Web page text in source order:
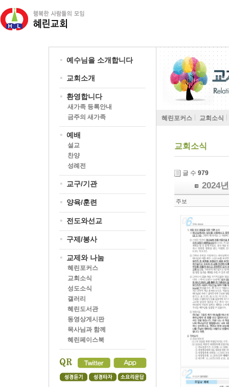
예수님을 소개합니다
교회소개
환영합니다
새가족 등록안내
금주의 새가족
예배
설교
찬양
성례전
교구/기관
양육/훈련
전도와선교
구제/봉사
교제와 나눔
혜린포커스
교회소식
성도소식
갤러리
혜린도서관
동영상게시판
목사님과 함께
혜린페이스북
혜린포커스 교회소식
교회소식
글 수 979
2024
주보